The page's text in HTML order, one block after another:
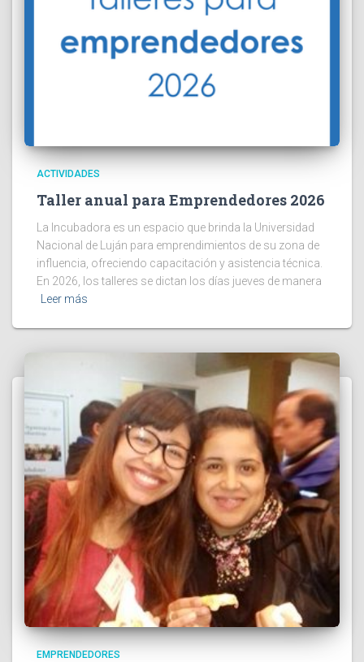
ACTIVIDADES
Taller anual para Emprendedores 2026
La Incubadora es un espacio que brinda la Universidad
Nacional de Luján para emprendimientos de su zona de
influencia, ofreciendo capacitación y asistencia técnica.
En 2026, los talleres se dictan los días jueves de manera
Leer más
EMPRENDEDORES